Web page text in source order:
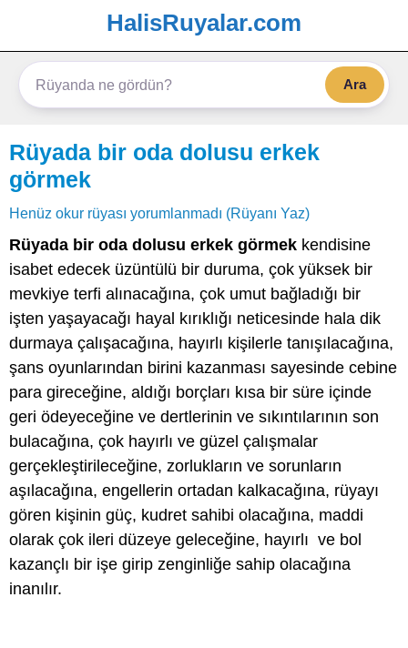
HalisRuyalar.com
Ara
Rüyada bir oda dolusu erkek
görmek
Henüz okur rüyası yorumlanmadı (Rüyanı Yaz)
Rüyada bir oda dolusu erkek görmek kendisine
isabet edecek üzüntülü bir duruma, çok yüksek bir
mevkiye terfi alınacağına, çok umut bağladığı bir
işten yaşayacağı hayal kırıklığı neticesinde hala dik
durmaya çalışacağına, hayırlı kişilerle tanışılacağına,
şans oyunlarından birini kazanması sayesinde cebine
para gireceğine, aldığı borçları kısa bir süre içinde
geri ödeyeceğine ve dertlerinin ve sıkıntılarının son
bulacağına, çok hayırlı ve güzel çalışmalar
gerçekleştirileceğine, zorlukların ve sorunların
aşılacağına, engellerin ortadan kalkacağına, rüyayı
gören kişinin güç, kudret sahibi olacağına, maddi
olarak çok ileri düzeye geleceğine, hayırlı ve bol
kazançlı bir işe girip zenginliğe sahip olacağına
inanılır.